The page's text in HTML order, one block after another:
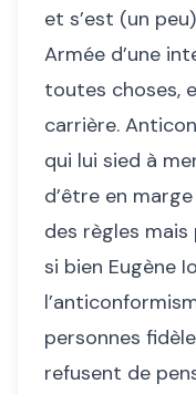
et s’est (un
Armée d’une
toutes choses,
carrière.
qui lui sied à
d’être en
des règles
si bien Eugène
personnes
refusent de